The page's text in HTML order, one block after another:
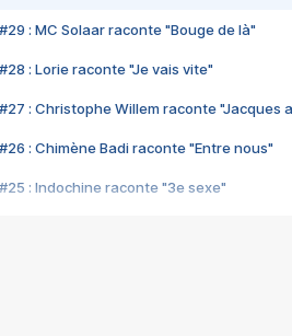
#29 : MC Solaar raconte "Bouge de là"
#28 : Lorie raconte "Je vais vite"
#27 : Christophe Willem raconte "Jacques
#26 : Chimène Badi raconte "Entre nous"
#25 : Indochine raconte "3e sexe"